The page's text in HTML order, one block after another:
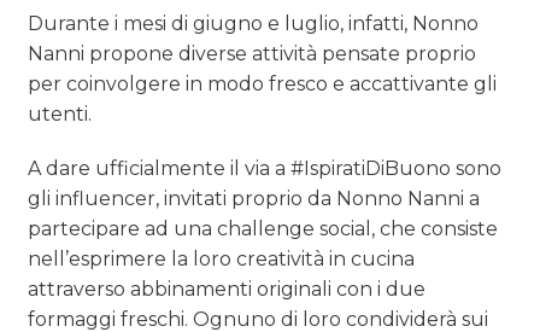
Durante i mesi di giugno e luglio, infatti, Nonno
Nanni propone diverse attività pensate proprio
per coinvolgere in modo fresco e accattivante gli
utenti.
A dare ufficialmente il via a #IspiratiDiBuono sono
gli influencer, invitati proprio da Nonno Nanni a
partecipare ad una challenge social, che consiste
nell’esprimere la loro creatività in cucina
attraverso abbinamenti originali con i due
formaggi freschi. Ognuno di loro condividerà sui